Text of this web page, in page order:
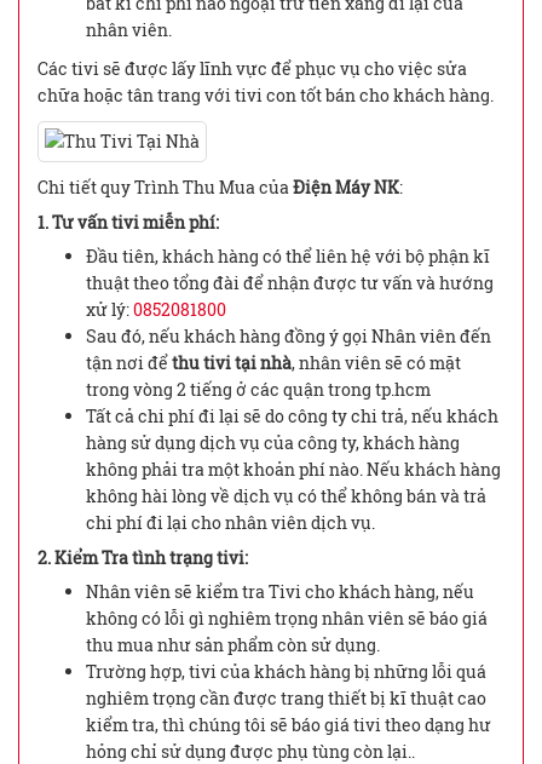
nhân viên.
Các tivi sẽ được lấy lĩnh vực để phục vụ cho việc sửa
chữa hoặc tân trang với tivi con tốt bán cho khách hàng.
Chi tiết quy Trình Thu Mua của Điện Máy NK:
1. Tư vấn tivi miễn phí:
Đầu tiên, khách hàng có thể liên hệ với bộ phận kĩ
thuật theo tổng đài để nhận được tư vấn và hướng
xử lý:0852081800
Sau đó, nếu khách hàng đồng ý gọi Nhân viên đến
tận nơi đểthu tivi tại nhà, nhân viên sẽ có mặt
trong vòng 2 tiếng ở các quận trong tp.hcm
Tất cả chi phí đi lại sẽ do công ty chi trả, nếu khách
hàng sử dụng dịch vụ của công ty, khách hàng
không phải tra một khoản phí nào. Nếu khách hàng
không hài lòng về dịch vụ có thể không bán và trả
chi phí đi lại cho nhân viên dịch vụ.
2. Kiểm Tra tình trạng tivi:
Nhân viên sẽ kiểm tra Tivi cho khách hàng, nếu
không có lỗi gì nghiêm trọng nhân viên sẽ báo giá
thu mua như sản phẩm còn sử dụng.
Trường hợp, tivi của khách hàng bị những lỗi quá
nghiêm trọng cần được trang thiết bị kĩ thuật cao
kiểm tra, thì chúng tôi sẽ báo giá tivi theo dạng hư
hỏng chỉ sử dụng được phụ tùng còn lại..